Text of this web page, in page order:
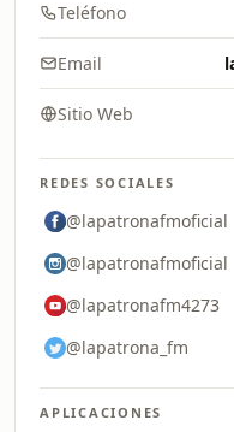
Teléfono
Email
Sitio Web
REDES SOCIALES
@lapatronafmoficial
@lapatronafmoficial
@lapatronafm4273
@lapatrona_fm
APLICACIONES